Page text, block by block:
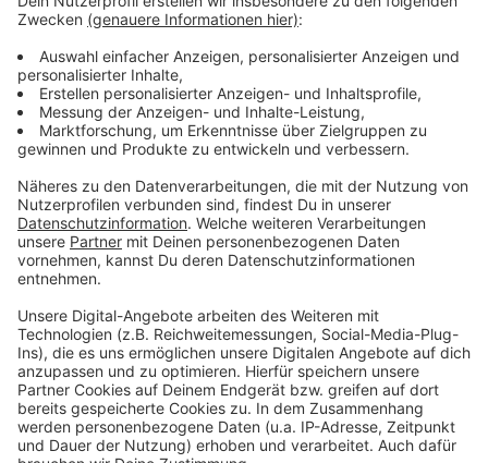
Neben Fahrrädern kommen auch 60 Druckerpatronen
und 15 Koffer mit unbekanntem Inhalt unter den
Hammer. Die Versteigerung bietet eine Gelegenheit,
Schnäppchen zu machen und vielleicht sogar ein
unerwartetes Fundstück zu ergattern.
Anzeige
Weitere Infos und Links zum Thema:
Anzeige
Hier könnt ihr nach verlorenen Sachen suchen
Hier suchen Tiere ein neues Zuhause